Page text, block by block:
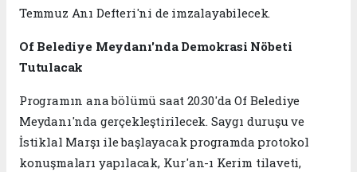
Temmuz Anı Defteri'ni de imzalayabilecek.
Of Belediye Meydanı'nda Demokrasi Nöbeti
Tutulacak
Programın ana bölümü saat 20.30'da Of Belediye
Meydanı'nda gerçekleştirilecek. Saygı duruşu ve
İstiklal Marşı ile başlayacak programda protokol
konuşmaları yapılacak, Kur'an-ı Kerim tilaveti,